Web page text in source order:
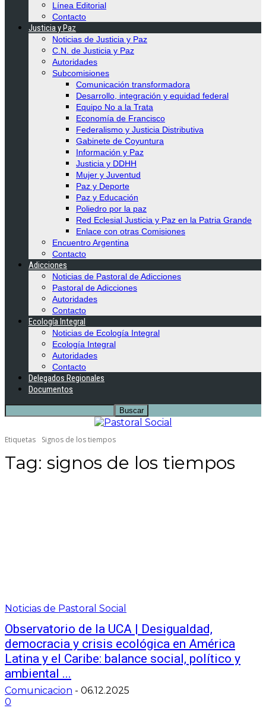
Línea Editorial
Contacto
Justicia y Paz
Noticias de Justicia y Paz
C.N. de Justicia y Paz
Autoridades
Subcomisiones
Comunicación transformadora
Desarrollo, integración y equidad federal
Equipo No a la Trata
Economía de Francisco
Federalismo y Justicia Distributiva
Gabinete de Coyuntura
Información y Paz
Justicia y DDHH
Mujer y Juventud
Paz y Deporte
Paz y Educación
Poliedro por la paz
Red Eclesial Justicia y Paz en la Patria Grande
Enlace con otras Comisiones
Encuentro Argentina
Contacto
Adicciones
Noticias de Pastoral de Adicciones
Pastoral de Adicciones
Autoridades
Contacto
Ecología Integral
Noticias de Ecología Integral
Ecología Integral
Autoridades
Contacto
Delegados Regionales
Documentos
Etiquetas Signos de los tiempos
Tag: signos de los tiempos
Noticias de Pastoral Social
Observatorio de la UCA | Desigualdad,
democracia y crisis ecológica en América
Latina y el Caribe: balance social, político y
ambiental ...
Comunicacion - 06.12.2025
0